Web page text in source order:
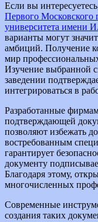
Если вы
Первого Московского
университета имени
варианты могут
амбиций. Получение
мир
Изучение выбранной
заведении
интегрироваться в
Разработанные
подтверждающей
позволяют избежать
востребованным
гарантирует
документу
Благодаря этому,
многочисленных
Современные
создания таких